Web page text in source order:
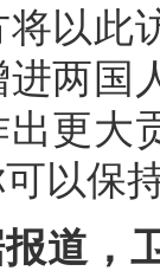
以此
两国
更大
以保
道，